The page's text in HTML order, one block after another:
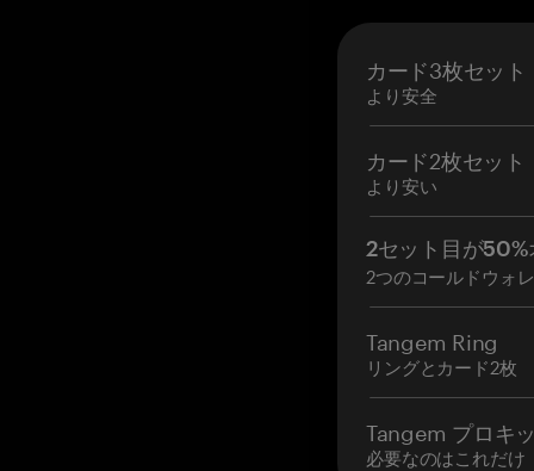
カード3枚セット
より安全
カード2枚セット
より安い
2セット目が50%
2つのコールドウォ
Tangem Ring
リングとカード2枚
Tangem プロキ
必要なのはこれだけ